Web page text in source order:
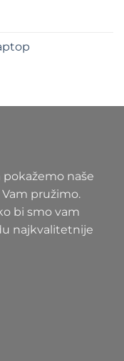
RSD
RSD
pokažemo naše
pružimo.
bi smo vam
najkvalitetnije